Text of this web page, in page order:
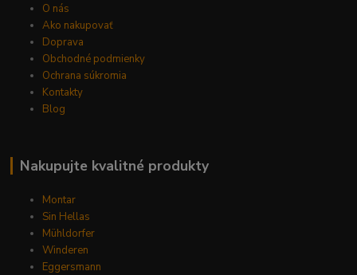
O nás
Ako nakupovať
Doprava
Obchodné podmienky
Ochrana súkromia
Kontakty
Blog
Nakupujte kvalitné produkty
Montar
Sin Hellas
Mühldorfer
Winderen
Eggersmann